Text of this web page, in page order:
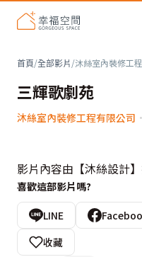
首頁/全部影片/沐絲室內裝修工
三輝歌劇苑
沐絲室內裝修工程有限公司 ·
影片內容由【沐絲設計
喜歡這部影片嗎?
LINE
收藏